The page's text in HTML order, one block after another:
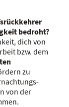
bedroht?
dich von
bzw. dem
zu
von der